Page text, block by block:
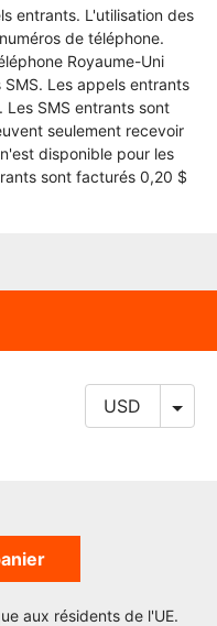
entrants. L'utilisation des
de téléphone.
Royaume-Uni
Les appels entrants
SMS entrants sont
seulement recevoir
disponible pour les
sont facturés 0,20 $
aux résidents de l'UE.